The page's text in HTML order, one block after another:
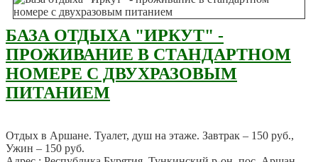
БАЗА ОТДЫХА "ИРКУТ" -
ПРОЖИВАНИЕ В СТАНДАРТНОМ
НОМЕРЕ С ДВУХРАЗОВЫМ
ПИТАНИЕМ
Отдых в Аршане. Туалет, душ на этаже. Завтрак – 150 руб.,
Ужин – 150 руб.